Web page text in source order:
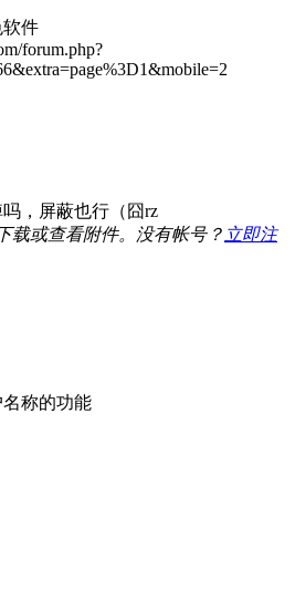
件
forum.php?
，屏蔽也行（囧rz
载或查看附件。没有帐号？ 立即注
称的功能